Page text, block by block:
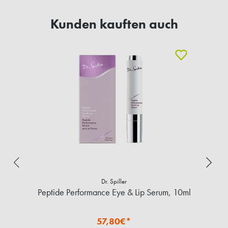
Kunden kauften auch
Dr. Spiller
Peptide Performance Eye & Lip Serum, 10ml
57,80€*